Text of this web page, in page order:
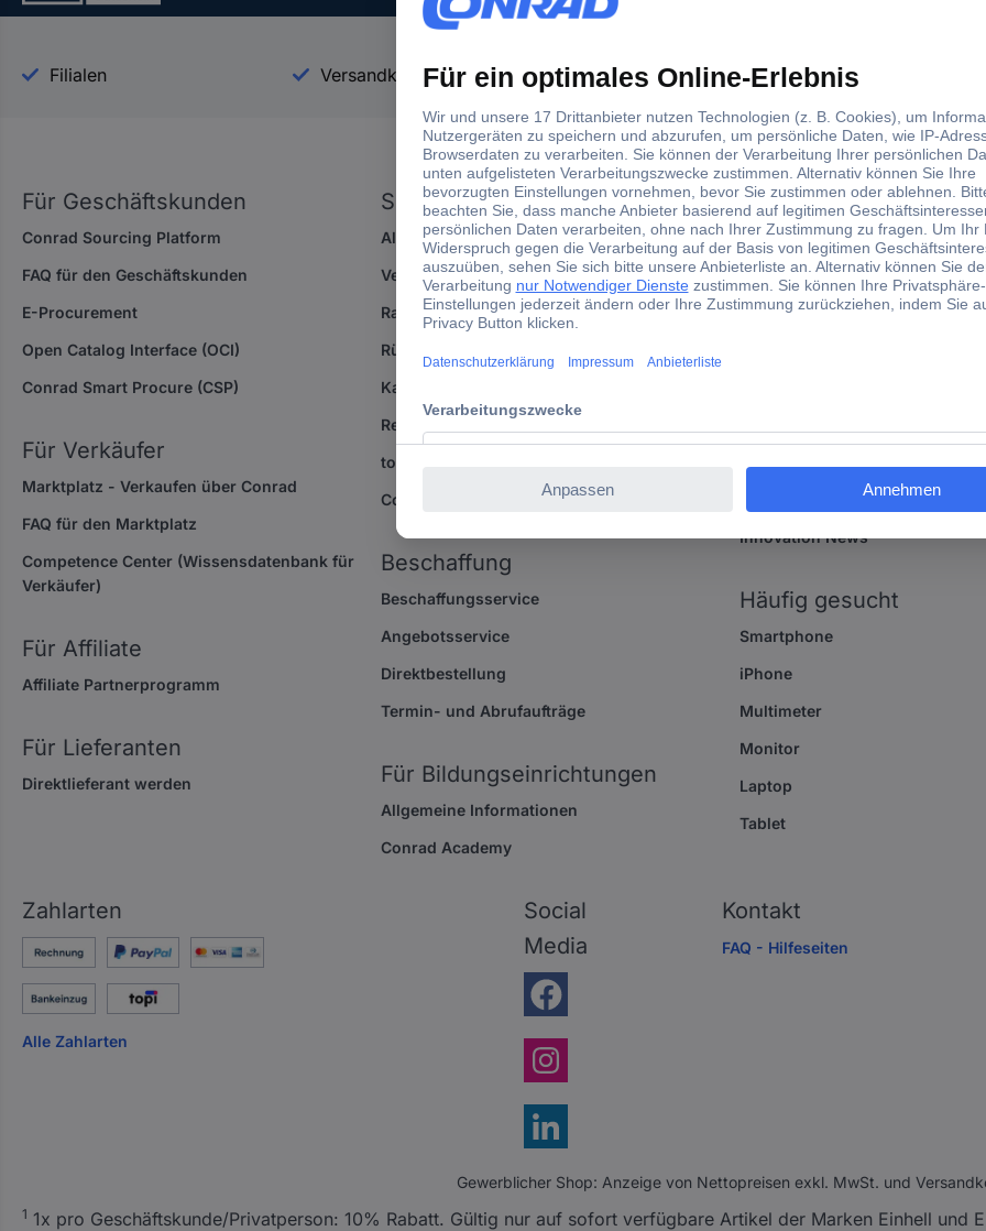
Filialen Versandkostenfrei ab 100,00 € zzgl. MwSt. **
Für Geschäftskunden
Conrad Sourcing Platform
FAQ für den Geschäftskunden
E-Procurement
Open Catalog Interface (OCI)
Conrad Smart Procure (CSP)
Für Verkäufer
Marktplatz - Verkaufen über Conrad
FAQ für den Marktplatz
Competence Center (Wissensdatenbank für
Verkäufer)
Für Affiliate
Affiliate Partnerprogramm
Für Lieferanten
Direktlieferant werden
Service
Alle Services
Versandinformationen
Ratgeber
Rückgabe / Retoure
Kalibrierservice
Reparaturservice
topi-Technik mieten
Conrad PRO
Beschaffung
Beschaffungsservice
Angebotsservice
Direktbestellung
Termin- und Abrufaufträge
Für Bildungseinrichtungen
Allgemeine Informationen
Conrad Academy
Conrad erleben
Filialen
Kataloge
Newsletter
Aktuelle Vorteilsaktionen
Innovation News
Häufig gesucht
Smartphone
iPhone
Multimeter
Monitor
Laptop
Tablet
Zahlarten
Alle Zahlarten
Social
Media
Kontakt
FAQ - Hilfeseiten
Gewerblicher Shop: Anzeige von Nettopreisen exkl. MwSt. und
A1 1x pro Geschäftskunde/Privatperson: 10% Rabatt. Gültig nur auf sofort verfügbare Artikel der Marken Einhell und